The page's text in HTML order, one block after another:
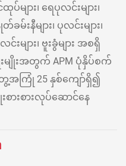
များ၊ ရေပုလင်းများ၊
ခမ်းနီများ၊ ပုလင်းများ၊
းများ၊ ဗူးခွံများ အစရှိ
းအတွက် APM ပုံနှိပ်စက်
ေ့အကြုံ 25 နှစ်ကျော်ရှိ၍
ားစားလုပ်ဆောင်နေ